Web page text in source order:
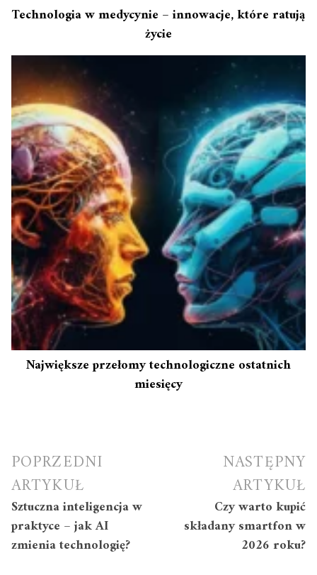
Technologia w medycynie – innowacje, które ratują
życie
Największe przełomy technologiczne ostatnich
miesięcy
Nawigacja
wpisu
POPRZEDNI
ARTYKUŁ
Sztuczna inteligencja w
praktyce – jak AI
zmienia technologię?
NASTĘPNY
ARTYKUŁ
Czy warto kupić
składany smartfon w
2026 roku?